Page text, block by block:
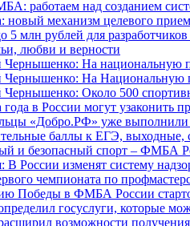
работаем над созданием
новый механизм целевого
5 млн рублей для
любви и верности
На национальную
На Национальную
Около 500
в России могут узаконить
«Добро.РФ» уже выполнили
баллы к ЕГЭ, выходные,
и безопасный спорт – ФМБА
В России изменят систему
чемпионата по
Победы в ФМБА России
госуслуги, которые
возможности